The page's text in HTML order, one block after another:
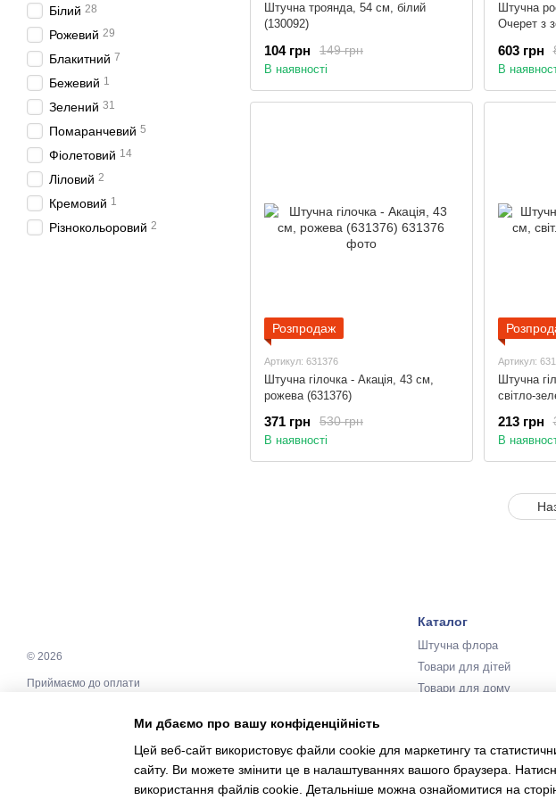
Штучна троянда, 54 см, білий
(130092)
149 грн
104 грн
В наявності
Штучна
Очерет з
603 грн
В
Розпродаж
Артикул: 631376
Штучна гілочка - Акація, 43 см,
рожева (631376)
530 грн
371 грн
В наявності
Артикул:
Штучна
світло-
213 грн
В
Білий 28
Рожевий 29
Блакитний 7
Бежевий 1
Зелений 31
Помаранчевий 5
Фіолетовий 14
Ліловий 2
Кремовий 1
Різнокольоровий 2
© 2026
Приймаємо до оплати
Каталог
Штучна флора
Товари для дітей
Товари для дому
Новий Рік та Різдво
Ми дбаємо про вашу конфіденційність
Цей веб-сайт використовує файли cookie для маркетингу та
сайту. Ви можете змінити це в налаштуваннях вашого браузера.
використання файлів cookie. Детальніше можна ознайомитися на